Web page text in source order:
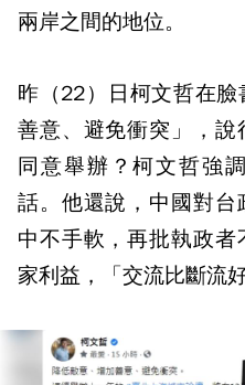
兩岸之間的地位。
昨（22）日柯文哲在
善意、避免衝突」，
同意舉辦？柯文哲強
話。他還說，中國對
中不手軟，再批執政
家利益，「交流比斷流